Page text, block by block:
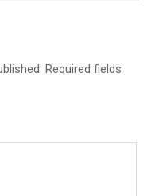
Required fields